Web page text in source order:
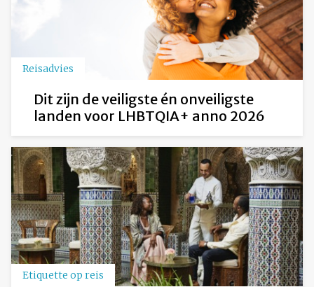
Reisadvies
Dit zijn de veiligste én onveiligste
landen voor LHBTQIA+ anno 2026
Etiquette op reis